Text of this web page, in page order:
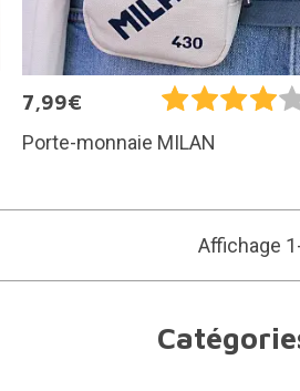
7,99€
Porte-monnaie MILAN
Affichage